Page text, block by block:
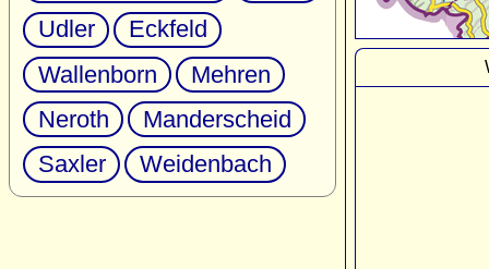
Udler
Eckfeld
Wallenborn
Mehren
Neroth
Manderscheid
Saxler
Weidenbach